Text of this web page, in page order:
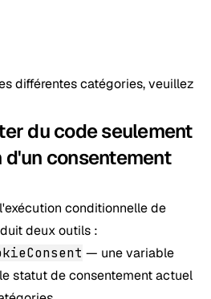
différentes catégories, veuillez
du code seulement
consentement
conditionnelle de
deux outils :
— une variable
statut de consentement actuel